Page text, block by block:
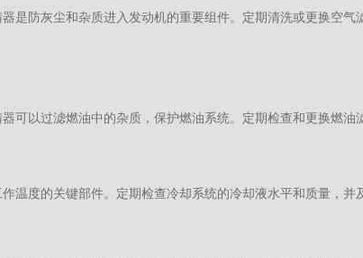
是防灰尘和杂质进入发动机的重要组件。定期清洗或更换空气
可以过滤燃油中的杂质，保护燃油系统。定期检查和更换燃油
温度的关键部件。定期检查冷却系统的冷却液水平和质量，并